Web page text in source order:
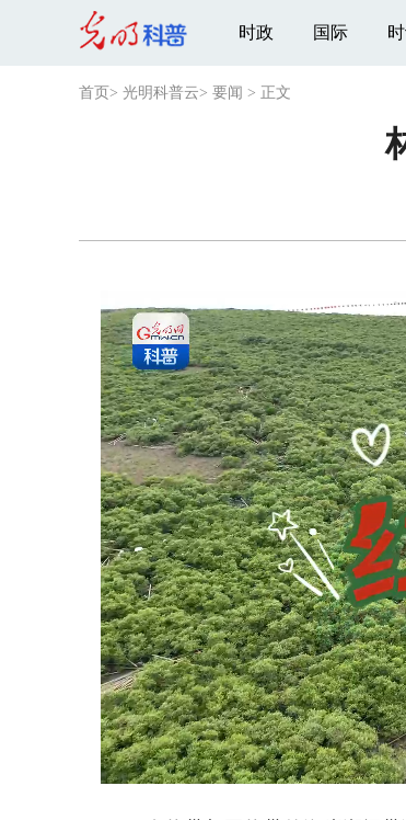
时政 国际
首页 > 光明科普云> 要闻 > 正文
Unmute Loaded:
24.40%